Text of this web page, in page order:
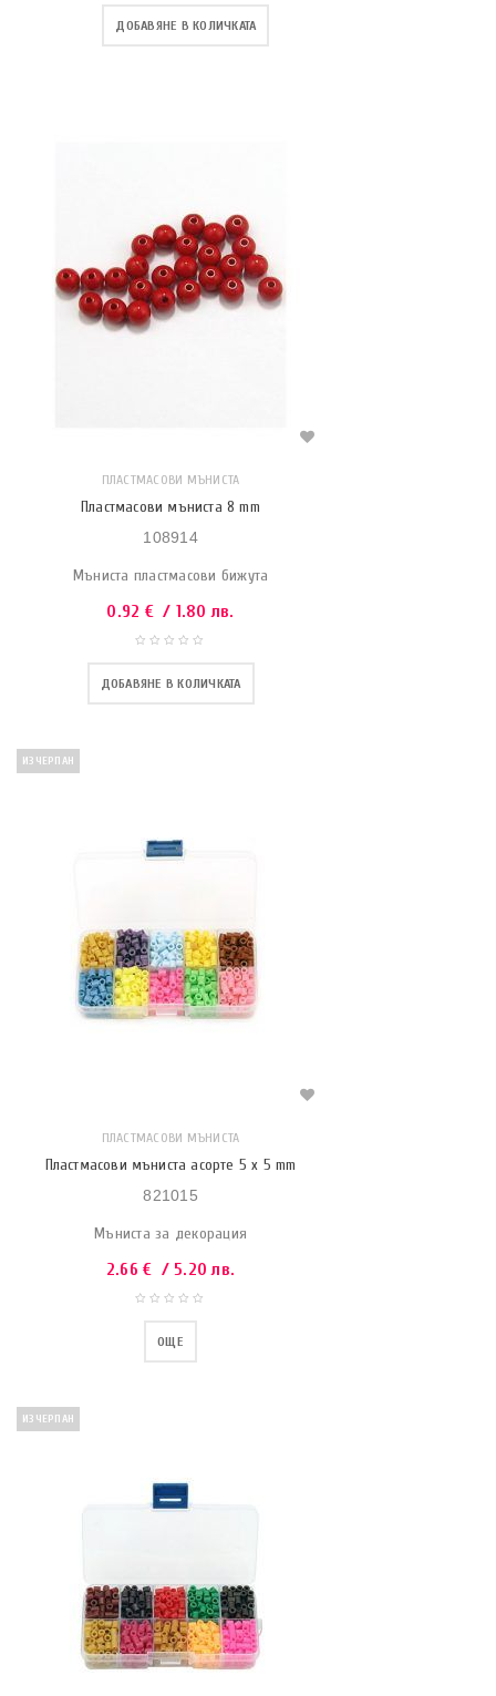
ДОБАВЯНЕ В КОЛИЧКАТА
ПЛАСТМАСОВИ МЪНИСТА
Пластмасови мъниста 8 mm
108914
Мъниста пластмасови бижута
0.92 € / 1.80 лв.
ДОБАВЯНЕ В КОЛИЧКАТА
ИЗЧЕРПАН
ПЛАСТМАСОВИ МЪНИСТА
Пластмасови мъниста асорте 5 x 5 mm
821015
Мъниста за декорация
2.66€ / 5.20 лв.
ОЩЕ
ИЗЧЕРПАН